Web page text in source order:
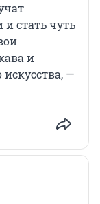
стать чуть
и
—